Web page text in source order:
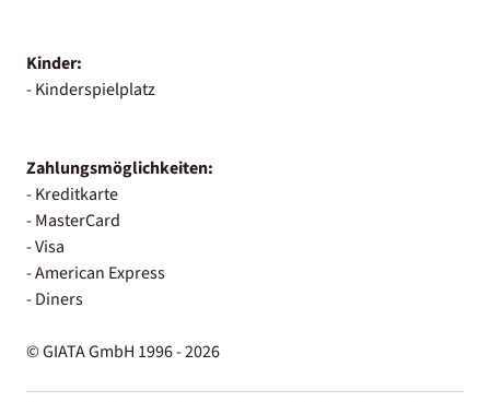
Kinder:
- Kinderspielplatz
Zahlungsmöglichkeiten:
- Kreditkarte
- MasterCard
- Visa
- American Express
- Diners
© GIATA GmbH 1996 - 2026